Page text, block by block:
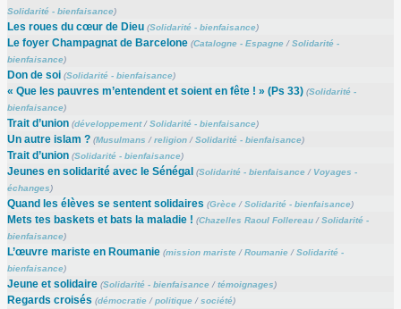
Solidarité - bienfaisance)
Les roues du cœur de Dieu (Solidarité - bienfaisance)
Le foyer Champagnat de Barcelone (Catalogne - Espagne/Solidarité -
bienfaisance)
Don de soi (Solidarité - bienfaisance)
« Que les pauvres m’entendent et soient en fête ! » (Ps 33) (Solidarité -
bienfaisance)
Trait d’union (développement/Solidarité - bienfaisance)
Un autre islam ? (Musulmans /religion/Solidarité - bienfaisance)
Trait d’union (Solidarité - bienfaisance)
Jeunes en solidarité avec le Sénégal (Solidarité - bienfaisance/ Voyages -
échanges)
Quand les élèves se sentent solidaires (Grèce/Solidarité - bienfaisance)
Mets tes baskets et bats la maladie ! (Chazelles Raoul Follereau/Solidarité -
bienfaisance)
L’œuvre mariste en Roumanie (mission mariste/Roumanie/Solidarité -
bienfaisance)
Jeune et solidaire (Solidarité - bienfaisance/témoignages)
Regards croisés (démocratie/politique/société)